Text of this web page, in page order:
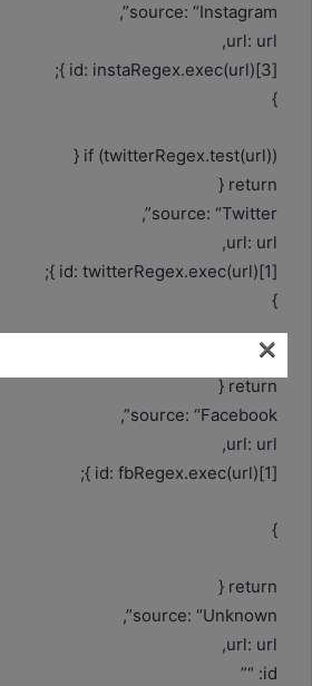
source: “Instagram”,
url: url,
id: instaRegex.exec(url)[3] };
}
if (twitterRegex.test(url)) {
return {
source: “Twitter”,
url: url,
id: twitterRegex.exec(url)[1] };
}
if (fbRegex.test(url)) {
return {
source: “Facebook”,
url: url,
id: fbRegex.exec(url)[1] };
}
return {
source: “Unknown”,
url: url,
id: “”
×